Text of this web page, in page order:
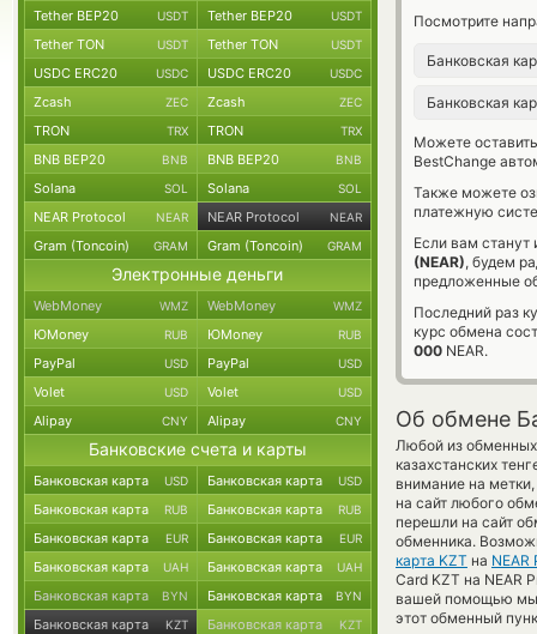
Посмотрите
Банковская
Банковская
Можете
BestChange
Также можете
платежную
Если вам
(NEAR), будем
предложенные
Последний раз
курс обмена
000 NEAR.
Об обмене
Любой из обменных
казахстанских
внимание на
на сайт любого
перешли на сайт
обменника.
карта KZT на NEAR
Card KZT на NEAR
вашей помощью мы
этот обменный
Tether BEP20 USDT Tether BEP20 USDT
Tether TON USDT Tether TON USDT
USDC ERC20 USDC USDC ERC20 USDC
Zcash ZEC Zcash ZEC
TRON TRX TRON TRX
BNB BEP20 BNB BNB BEP20 BNB
Solana SOL Solana SOL
NEAR Protocol NEAR NEAR Protocol NEAR
Gram (Toncoin) GRAM Gram (Toncoin) GRAM
Электронные деньги
WebMoney WMZ WebMoney WMZ
ЮMoney RUB ЮMoney RUB
PayPal USD PayPal USD
Volet USD Volet USD
Alipay CNY Alipay CNY
Банковские счета и карты
Банковская карта USD Банковская карта USD
Банковская карта RUB Банковская карта RUB
Банковская карта EUR Банковская карта EUR
Банковская карта UAH Банковская карта UAH
Банковская карта BYN Банковская карта BYN
Банковская карта KZT Банковская карта KZT